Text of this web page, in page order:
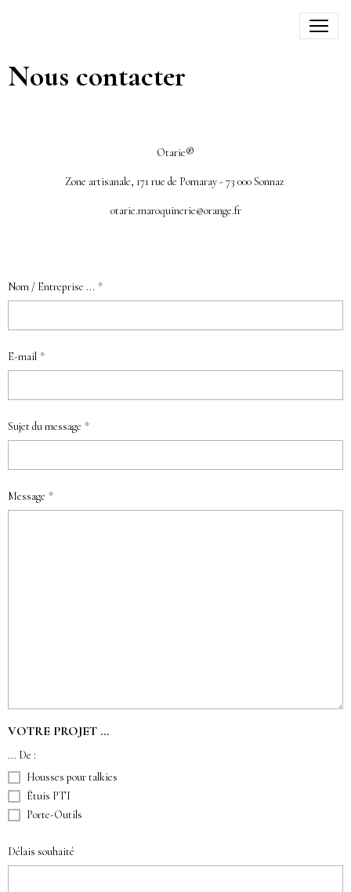
Nous contacter
Otarie®
Zone artisanale, 171 rue de Pomaray - 73 000 Sonnaz
otarie.maroquinerie@orange.fr
Nom / Entreprise ...
E-mail
Sujet du message
Message
VOTRE PROJET ...
... De :
Housses pour talkies
Étuis PTI
Porte-Outils
Délais souhaité